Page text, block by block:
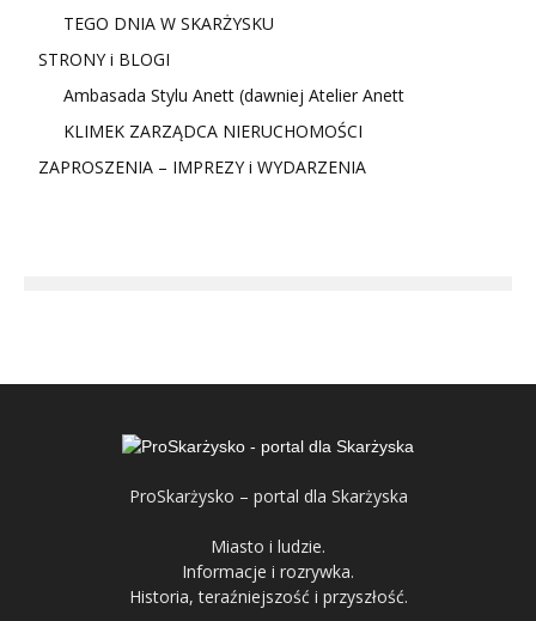
TEGO DNIA W SKARŻYSKU
STRONY i BLOGI
Ambasada Stylu Anett (dawniej Atelier Anett
KLIMEK ZARZĄDCA NIERUCHOMOŚCI
ZAPROSZENIA – IMPREZY i WYDARZENIA
ProSkarżysko – portal dla Skarżyska
Miasto i ludzie.
Informacje i rozrywka.
Historia, teraźniejszość i przyszłość.